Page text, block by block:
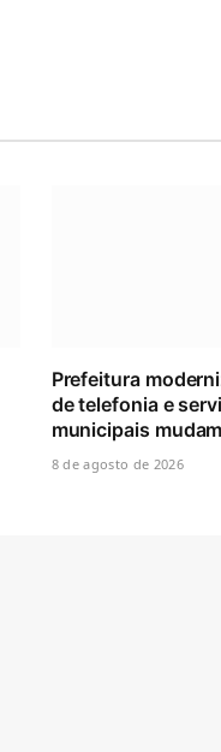
Prefeitura
de telefonia e
municipais
8 de agosto de 2026